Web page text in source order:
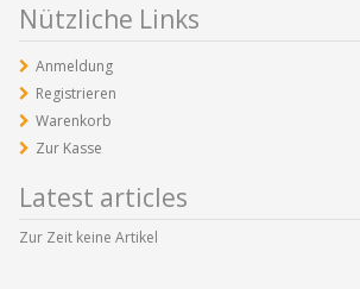
Nützliche Links
Anmeldung
Registrieren
Warenkorb
Zur Kasse
Latest articles
Zur Zeit keine Artikel